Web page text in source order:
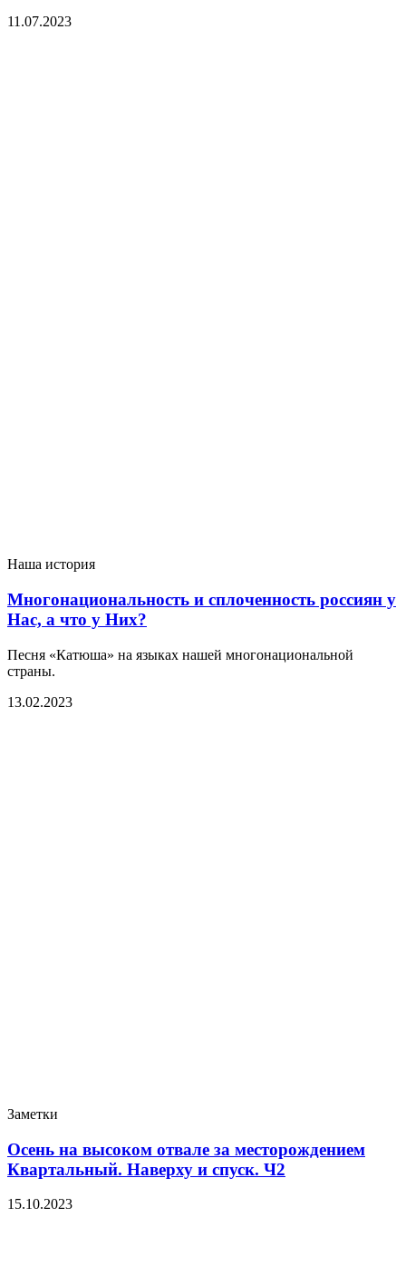
11.07.2023
Наша история
Многонациональность и сплоченность россиян у
Нас, а что у Них?
Песня «Катюша» на языках нашей многонациональной
страны.
13.02.2023
Заметки
Осень на высоком отвале за месторождением
Квартальный. Наверху и спуск. Ч2
15.10.2023